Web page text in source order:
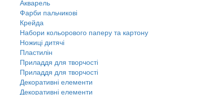
Акварель
Фарби пальчикові
Крейда
Набори кольорового паперу та картону
Ножиці дитячі
Пластилін
Приладдя для творчості
Приладдя для творчості
Декоративні елементи
Декоративні елементи